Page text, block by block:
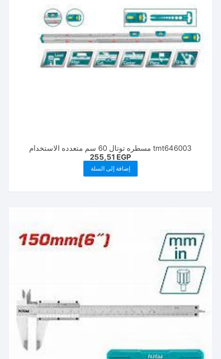
tmt646003 مسطره توتال 60 سم متعدده الاستخدام
255,51 EGP
إضافة إلى السلة